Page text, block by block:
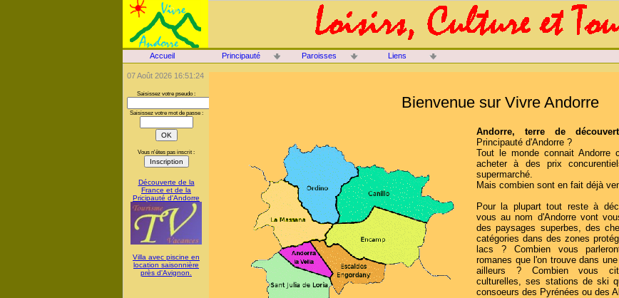
Saisissez votre pseudo :
Saisissez votre mot de passe :
Vous n'êtes pas inscrit :
Découverte de la
France et de la
Pricipauté d'Andorre
Villa avec piscine en
location saisonnière
près d'Avignon.
Bienvenue sur Vivre Andorre
Andorre, terre de
Principauté d'Andorre ?
Tout le monde connait Andorre
acheter à des prix
supermarché.
Mais combien sont en fait déjà
Pour la plupart tout reste à
vous au nom d'Andorre vont
des paysages superbes, des
catégories dans des zones
lacs ? Combien vous
romanes que l'on trouve dans
ailleurs ? Combien vous
culturelles, ses stations de ski
consoeurs des Pyrénées ou des
07 Août 2026 16:51:24
Accueil Principauté Paroisses Liens